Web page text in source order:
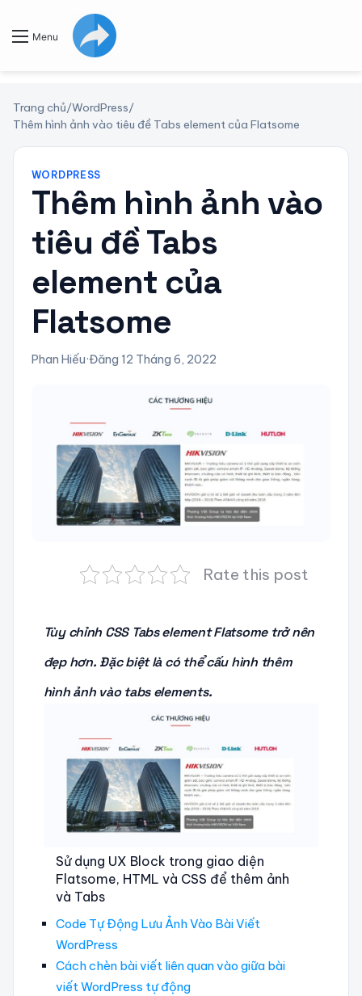
Menu
Trang chủ/WordPress/
Thêm hình ảnh vào tiêu đề Tabs element của Flatsome
WORDPRESS
Thêm hình ảnh vào
tiêu đề Tabs
element của
Flatsome
Phan Hiếu·Đăng 12 Tháng 6, 2022
Rate this post
Tùy chỉnh CSS Tabs element Flatsome trở nên
đẹp hơn. Đặc biệt là có thể cấu hình thêm
hình ảnh vào tabs elements.
Sử dụng UX Block trong giao diện
Flatsome, HTML và CSS để thêm ảnh
và Tabs
Code Tự Động Lưu Ảnh Vào Bài Viết
WordPress
Cách chèn bài viết liên quan vào giữa bài
viết WordPress tự động